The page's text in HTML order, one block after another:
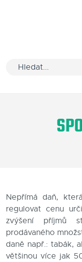
Nepřímá daň,
regulovat cenu
zvýšení příjmů
prodávaného
daně např.: tabák,
většinou více jak